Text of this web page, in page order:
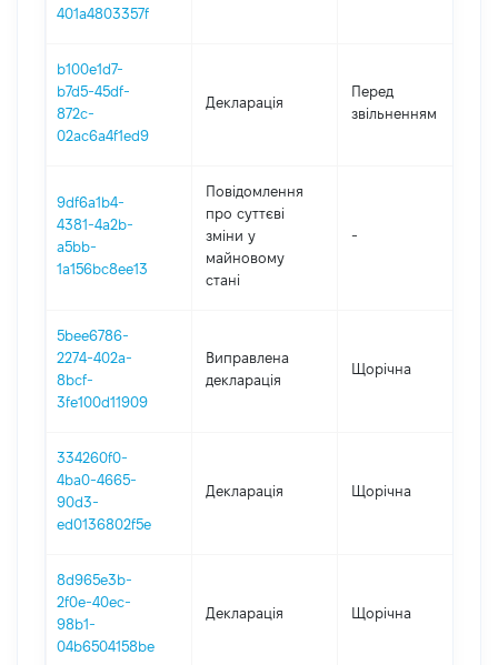
401a4803357f
b100e1d7-
b7d5-45df-
872c-
02ac6a4f1ed9
Декларація
Перед
звільненням
9df6a1b4-
4381-4a2b-
a5bb-
1a156bc8ee13
Повідомлення
про суттєві
зміни y
майновому
стані
-
5bee6786-
2274-402a-
8bcf-
3fe100d11909
Виправлена
декларація
Щорічна
334260f0-
4ba0-4665-
90d3-
ed0136802f5e
Декларація Щорічна
8d965e3b-
2f0e-40ec-
98b1-
04b6504158be
Декларація Щорічна